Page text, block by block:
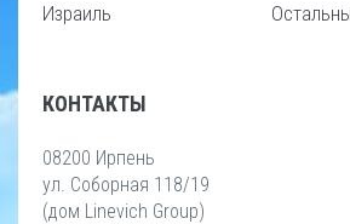
Израиль
КОНТАКТЫ
08200 Ирпень
ул. Соборная 118/19
(дом Linevich Group)